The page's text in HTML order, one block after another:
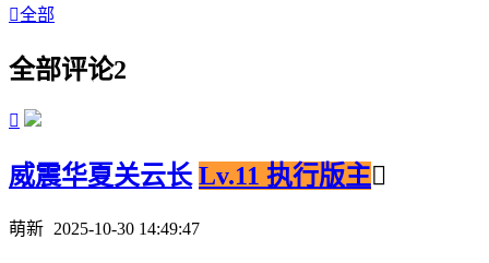
全部
全部评论2

威震华夏关云长 Lv.11 执行版主
萌新 2025-10-30 14:49:47